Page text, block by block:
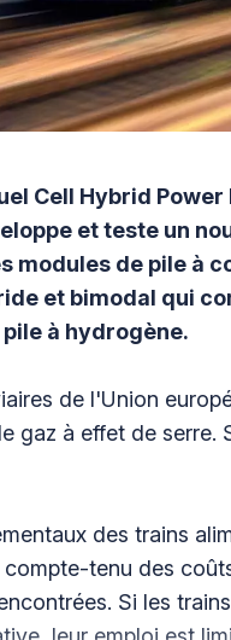
Cell Hybrid
et teste un
modules de pile à
et bimodal qui
à hydrogène.
de l'Union
gaz à effet de serre.
des trains
tenu des
Si les